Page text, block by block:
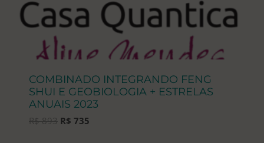
COMBINADO INTEGRANDO FENG
SHUI E GEOBIOLOGIA + ESTRELAS
ANUAIS 2023
R$893 O
R$ 735